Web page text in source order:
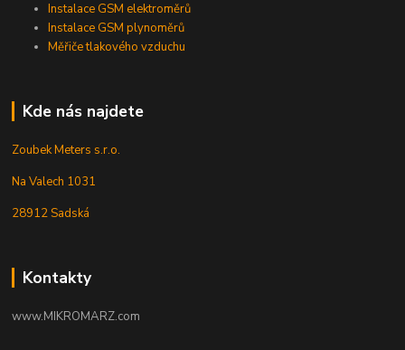
Instalace GSM elektroměrů
Instalace GSM plynoměrů
Měřiče tlakového vzduchu
Kde nás najdete
Zoubek Meters s.r.o.
Na Valech 1031
28912 Sadská
Kontakty
www.MIKROMARZ.com